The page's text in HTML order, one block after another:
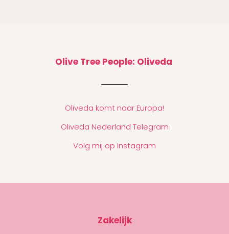
Olive Tree People: Oliveda
Oliveda komt naar Europa!
Oliveda Nederland Telegram
Volg mij op Instagram
Zakelijk